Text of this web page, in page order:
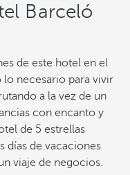
Barceló
de este hotel en el
necesario para vivir
a la vez de un
con encanto y
de 5 estrellas
días de vacaciones
viaje de negocios.